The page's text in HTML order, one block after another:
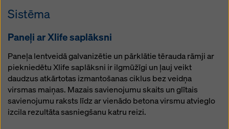
Sistēma
Paneļi ar Xlife saplāksni
Paneļa lentveidā galvanizētie un pārklātie tērauda rāmji ar
piekniedētu Xlife saplāksni ir ilgmūžīgi un ļauj veikt
daudzus atkārtotas izmantošanas ciklus bez veidņa
virsmas maiņas. Mazais savienojumu skaits un glītais
savienojumu raksts līdz ar vienādo betona virsmu atvieglo
izcila rezultāta sasniegšanu katru reizi.